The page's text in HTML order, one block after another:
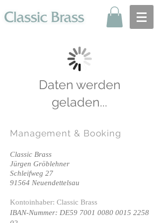
Daten werden
geladen...
Management & Booking
Classic Brass
Jürgen Gröblehner
Schleifweg 27
91564 Neuendettelsau
Kontoinhaber: Classic Brass
IBAN-Nummer: DE59 7001 0080 0015 2258